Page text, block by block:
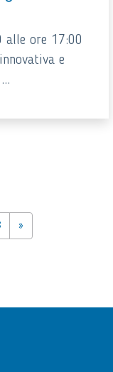
alle ore 17:00
e
»